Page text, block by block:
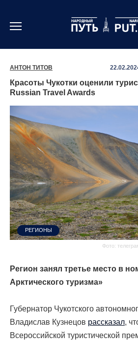
содержанию
АНТОН ТИТОВ
Красоты Чукотки оценили
Russian Travel Awards
Фото:
РЕГИОНЫ
Регион занял третье место в
Арктического туризма»
Губернатор Чукотского
Владислав Кузнецов рассказал,
Всероссийской туристической